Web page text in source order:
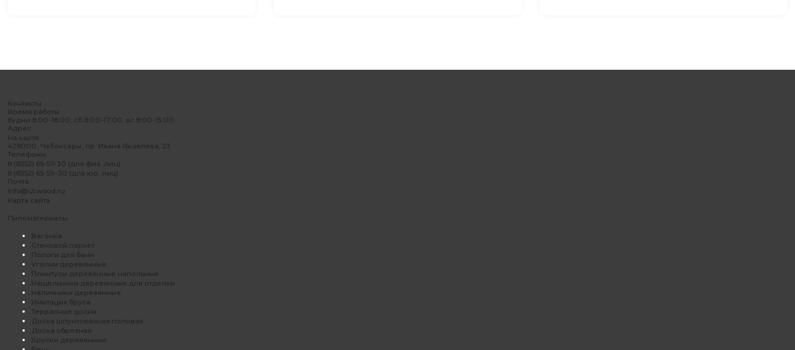
Контакты
Время работы
будни 8:00-18:00, сб 8:00-17:00, вс 8:00-15:00
Адрес
На карте
428000, Чебоксары, пр. Ивана Яковлева, 23
Телефоны
8 (8352) 65-57-30 (для физ. лиц)
8 (8352) 65-59-30 (для юр. лиц)
Почта
info@utwood.ru
Карта сайта
Пиломатериалы
Вагонка
Стеновой паркет
Пологи для бани
Уголки деревянные
Плинтусы деревянные напольные
Нащельники деревянные для отделки
Наличники деревянные
Имитация бруса
Террасные доски
Доска шпунтованная половая
Доска обрезная
Бруски деревянные